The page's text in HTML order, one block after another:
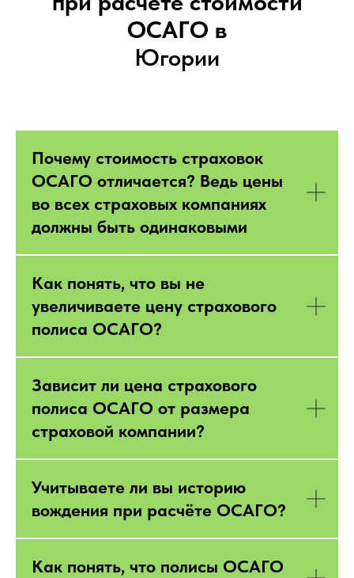
ОСАГО в
Югории
Почему стоимость страховок
ОСАГО отличается? Ведь цены
во всех страховых компаниях
должны быть одинаковыми
Как понять, что вы не
увеличиваете цену страхового
полиса ОСАГО?
Зависит ли цена страхового
полиса ОСАГО от размера
страховой компании?
Учитываете ли вы историю
вождения при расчёте ОСАГО?
Как понять, что полисы ОСАГО